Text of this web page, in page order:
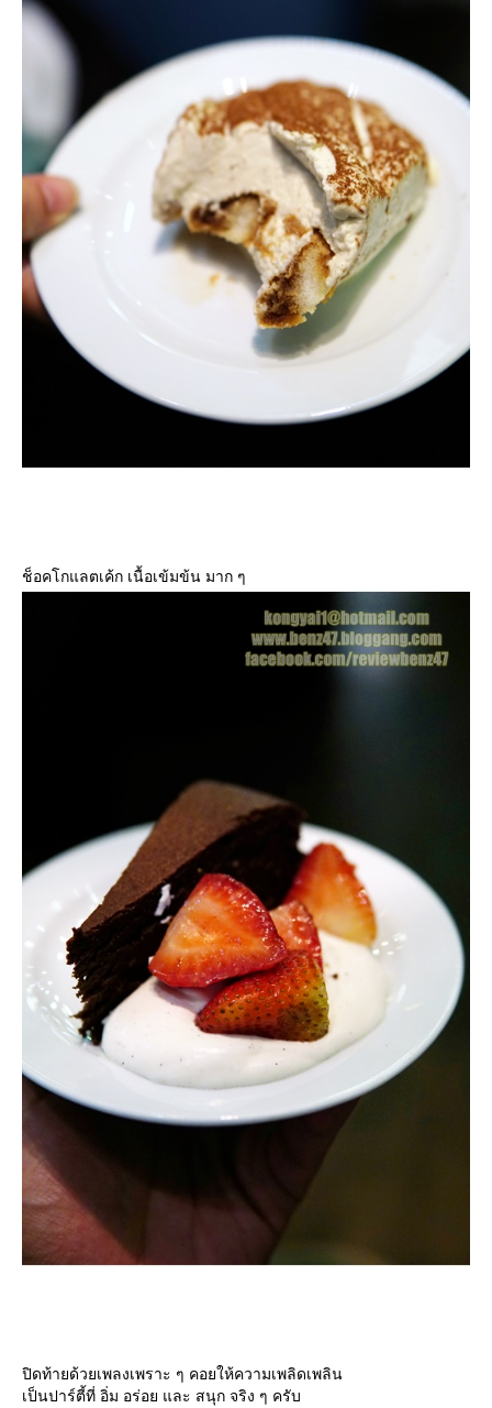
ช็อคโกแลตเค้ก เนื้อเข้มข้น มาก ๆ
ปิดท้ายด้วยเพลงเพราะ ๆ คอยให้ความเพลิดเพลิน
เป็นปาร์ตี้ที่ อิ่ม อร่อย และ สนุก จริง ๆ ครับ